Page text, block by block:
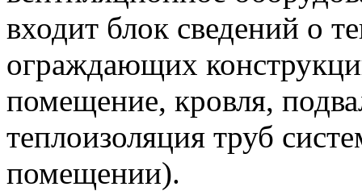
входит блок сведений о
ограждающих
помещение, кровля,
теплоизоляция труб
помещении).